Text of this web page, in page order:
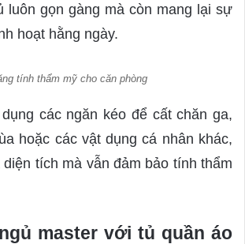
luôn gọn gàng mà còn mang lại sự
hoạt hằng ngày.
tính thẩm mỹ cho căn phòng
các ngăn kéo để cất chăn ga,
hoặc các vật dụng cá nhân khác,
tích mà vẫn đảm bảo tính thẩm
master với tủ quần áo